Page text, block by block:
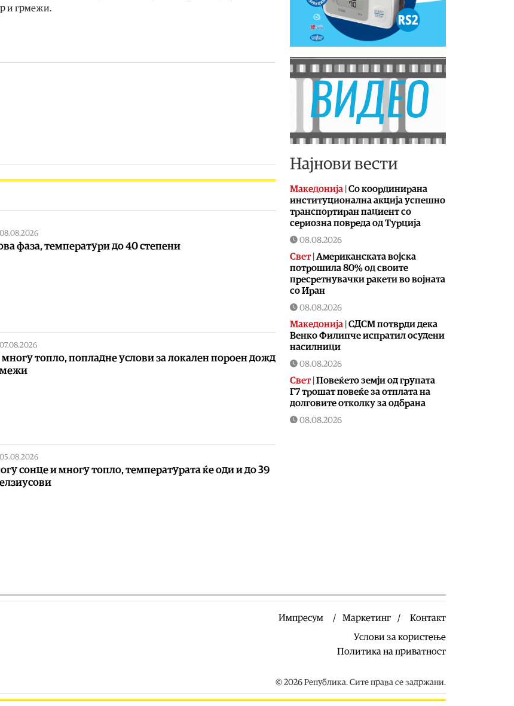
и грмежи.
08.08.2026
фаза, температури до 40 степени
07.08.2026
топло, попладне услови за локален пороен дожд
05.08.2026
сонце и многу топло, температурата ќе оди и до 39
Најнови вести
Македонија | Со координирана
институционална акција успешно
транспортиран пациент со
сериозна повреда од Турција
08.08.2026
Свет| Американската војска
потрошила 80% од своите
пресретнувачки ракети во војната
со Иран
08.08.2026
Македонија | СДСМ потврди дека
Венко Филипче испратил осудени
насилници
08.08.2026
Свет| Повеќето земји од групата
Г7 трошат повеќе за отплата на
долговите отколку за одбрана
08.08.2026
девојче во Германија: Нема
можело ни да плаче ни да вреска
08.08.2026
испраќаат платеници во Украина
за да учат да се борат со дронови
Импресум Маркетинг
Контакт
Услови за користење
Политика на приватност
© 2026 Република. Сите права се задржани.